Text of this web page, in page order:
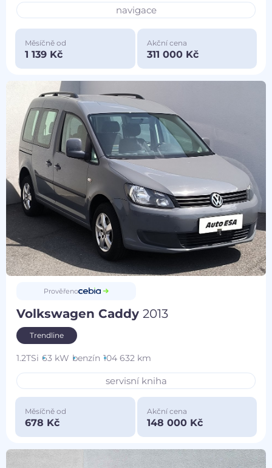
navigace
Měsíčně od
1 139 Kč
Akční cena
311 000 Kč
Prověřeno
Volkswagen Caddy2013
Trendline
1.2TSi 63 kW benzín 104 632 km
servisní kniha
Měsíčně od
678 Kč
Akční cena
148 000 Kč